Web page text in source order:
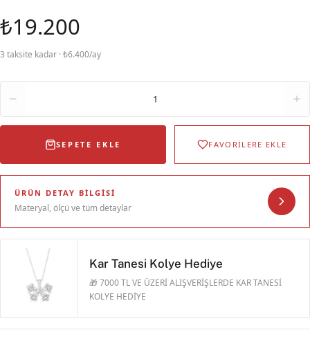
₺19.200
3 taksite kadar · ₺6.400/ay
1
SEPETE EKLE FAVORİLERE EKLE
ÜRÜN DETAY BILGISI
Materyal, ölçü ve tüm detaylar
Kar Tanesi Kolye Hediye
🎁 7000 TL VE ÜZERİ ALIŞVERİŞLERDE KAR TANESİ
KOLYE HEDİYE